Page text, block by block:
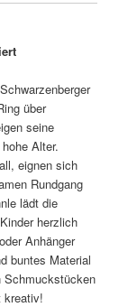
über
seine
Alter.
eignen sich
Rundgang
lädt die
herz­lich
Anhänger
buntes Material
Schmuckstücken
kreativ!